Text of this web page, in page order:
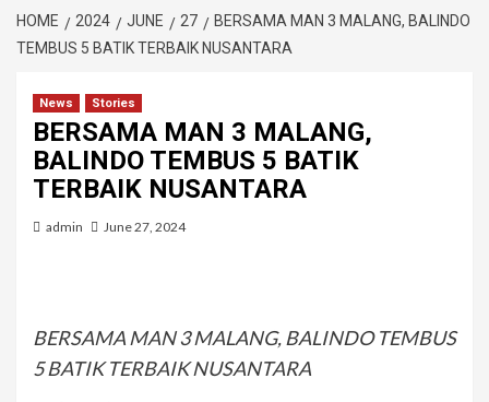
HOME 2024 JUNE 27
BERSAMA MAN 3 MALANG, BALINDO
TEMBUS 5 BATIK TERBAIK NUSANTARA
News Stories
BERSAMA MAN 3 MALANG,
BALINDO TEMBUS 5 BATIK
TERBAIK NUSANTARA
admin June 27, 2024
BERSAMA MAN 3 MALANG, BALINDO TEMBUS
5 BATIK TERBAIK NUSANTARA